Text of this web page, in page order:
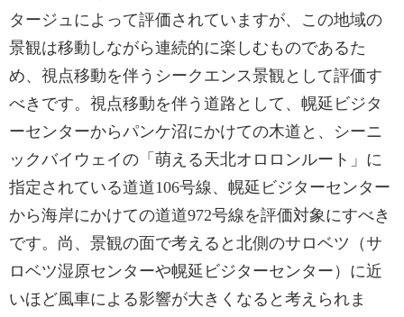
タージュによって評価されていますが、この地域の
景観は移動しながら連続的に楽しむものであるた
め、視点移動を伴うシークエンス景観として評価す
べきです。視点移動を伴う道路として、幌延ビジタ
ーセンターからパンケ沼にかけての木道と、シーニ
ックバイウェイの「萌える天北オロロンルート」に
指定されている道道106号線、幌延ビジターセンター
から海岸にかけての道道972号線を評価対象にすべき
です。尚、景観の面で考えると北側のサロベツ（サ
ロベツ湿原センターや幌延ビジターセンター）に近
いほど風車による影響が大きくなると考えられま